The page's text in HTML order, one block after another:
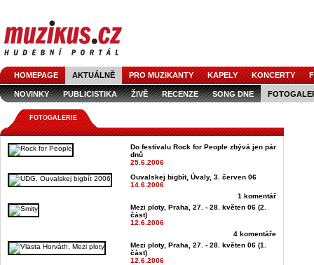
HOMEPAGE AKTUÁLNĚ PRO MUZIKANTY KAPELY KONCERTY
NOVINKY PUBLICISTIKA ŽIVĚ RECENZE SONG DNE
FOTOGALERIE
Do festivalu Rock for People zbývá jen pár
dnů
25.6.2006
Ouvalskej bigbít, Úvaly, 3. červen 06
14.6.2006
1 komentář
Mezi ploty, Praha, 27. - 28. květen 06 (2.
část)
12.6.2006
4 komentáře
Mezi ploty, Praha, 27. - 28. květen 06 (1.
část)
12.6.2006